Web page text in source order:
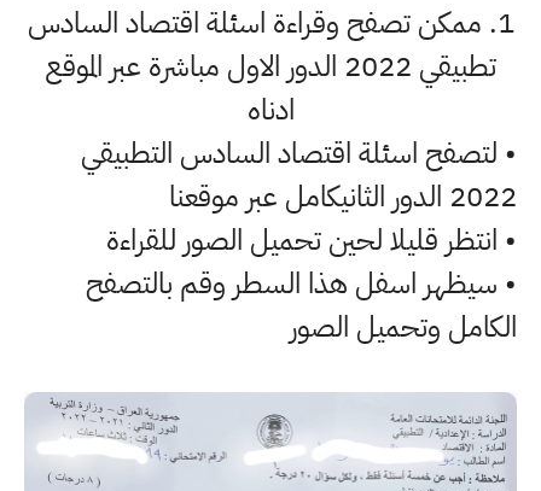
1. ممكن تصفح وقراءة اسئلة اقتصاد السادس
تطبيقي 2022 الدور الاول مباشرة عبر الموقع
ادناه
• لتصفح اسئلة اقتصاد السادس التطبيقي
2022 الدور الثانيكامل عبر موقعنا
• انتظر قليلا لحين تحميل الصور للقراءة
• سيظهر اسفل هذا السطر وقم بالتصفح
الكامل وتحميل الصور